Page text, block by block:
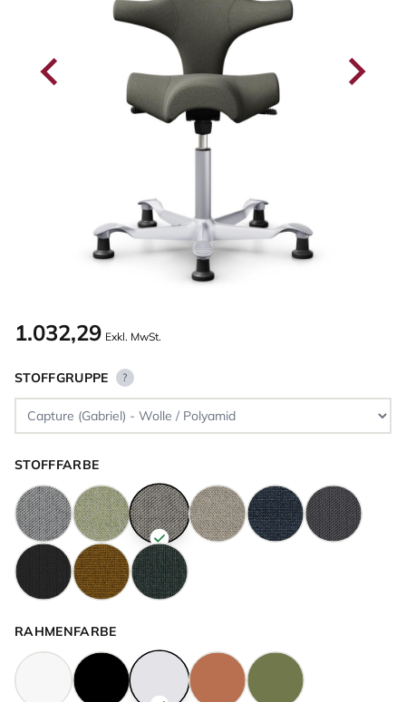
1.032,29 Exkl. MwSt.
STOFFGRUPPE ?
STOFFFARBE
RAHMENFARBE